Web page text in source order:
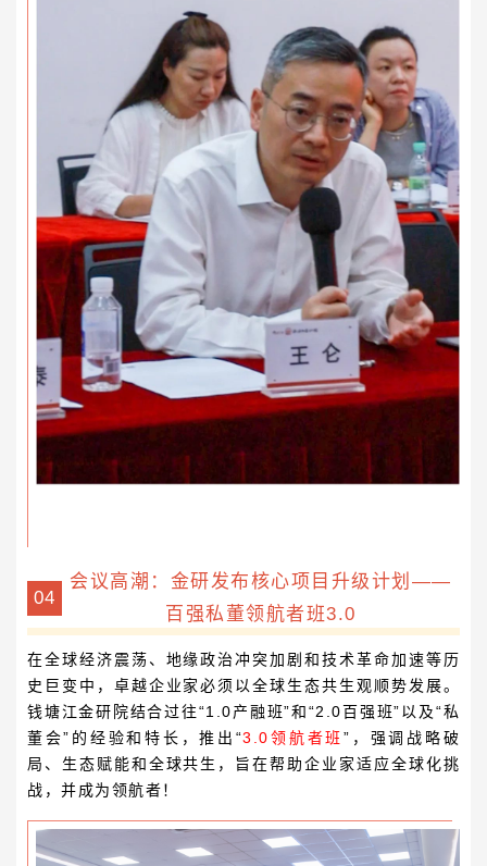
04
会议高潮：金研发布核心项目升级计划——
百强私董领航者班3.0
在全球经济震荡、地缘政治冲突加剧和技术革命加速等历
史巨变中，卓越企业家必须以全球生态共生观顺势发展。
钱塘江金研院结合过往“1.0产融班”和“2.0百强班”以及“私
董会”的经验和特长，推出“3.0领航者班”，强调战略破
局、生态赋能和全球共生，旨在帮助企业家适应全球化挑
战，并成为领航者！